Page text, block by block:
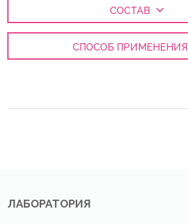
СОСТАВ
СПОСОБ ПРИМЕНЕНИЯ
ЛАБОРАТОРИЯ